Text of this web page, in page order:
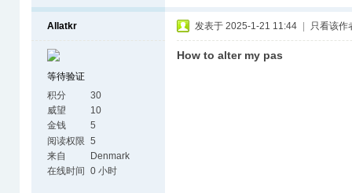
Allatkr
等待验证
积分
30
威望
10
金钱
5
阅读权限 5
来自
Denmark
在线时间
0 小时
发表于 2025-1-21 11:44 只看该作
How to alter my pas